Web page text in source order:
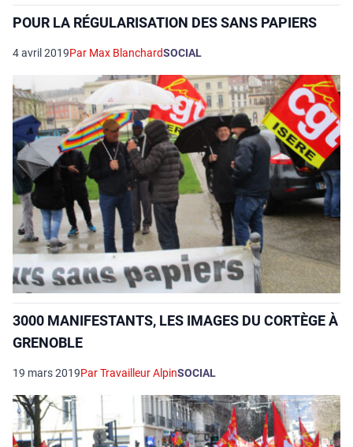
POUR LA RÉGULARISATION DES SANS PAPIERS
4 avril 2019Par Max BlanchardSOCIAL
3000 MANIFESTANTS, LES IMAGES DU CORTÈGE À
GRENOBLE
19 mars 2019Par Travailleur AlpinSOCIAL